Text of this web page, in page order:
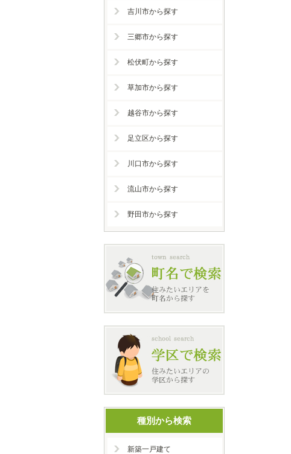
吉川市から探す
三郷市から探す
松伏町から探す
草加市から探す
越谷市から探す
足立区から探す
川口市から探す
流山市から探す
野田市から探す
種別から検索
新築一戸建て